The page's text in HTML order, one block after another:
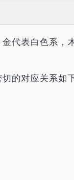
代表白色系，
的对应关系如